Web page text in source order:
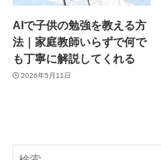
AIで子供の勉強を教える方
法｜家庭教師いらずで何で
も丁寧に解説してくれる
2026年5月11日